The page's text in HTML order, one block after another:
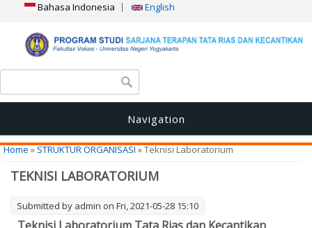
Bahasa Indonesia English
Search form
Navigation
You are here
Home»STRUKTUR ORGANISASI» Teknisi Laboratorium
TEKNISI LABORATORIUM
Submitted by admin on Fri, 2021-05-28 15:10